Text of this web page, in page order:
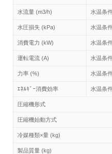
水流量 (m3/h) 水温条
水圧損失 (kPa) 水温条
消費電力 (kW) 水温条
運転電流 (A) 水温条
力率 (%) 水温条
ｴﾈﾙｷﾞｰ消費効率 水温条
圧縮機形式
圧縮機始動方式
冷媒種類×量 (kg)
製品質量 (kg)